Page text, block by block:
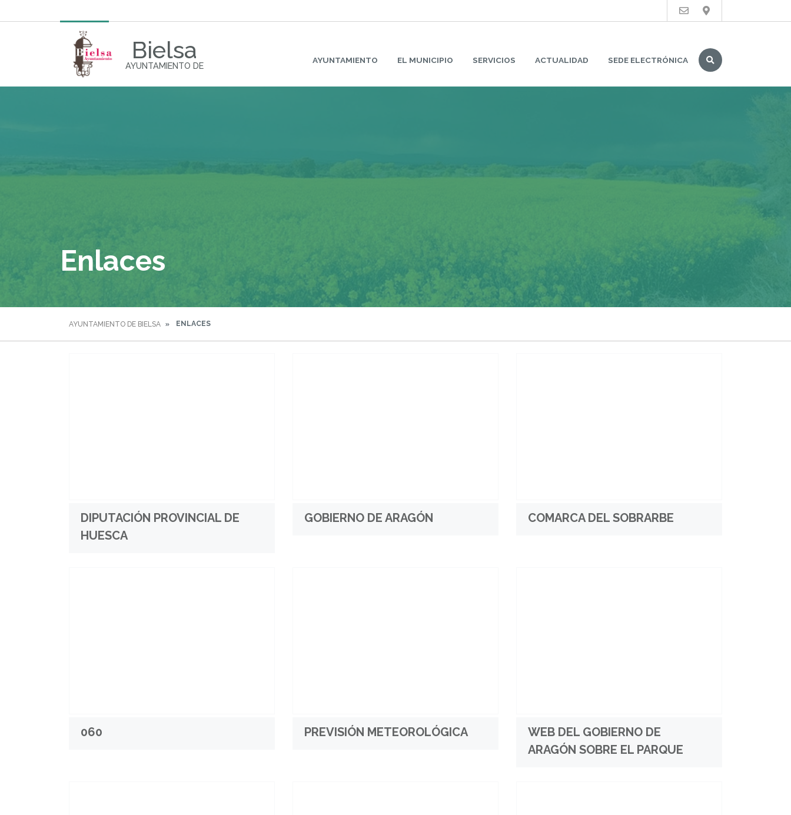
Bielsa
AYUNTAMIENTO DE
AYUNTAMIENTO EL MUNICIPIO SERVICIOS ACTUALIDAD SEDE ELECTRÓNICA
Buscar
Enlaces
AYUNTAMIENTO DE BIELSA ENLACES
DIPUTACIÓN PROVINCIAL DE
HUESCA
GOBIERNO DE ARAGÓN COMARCA DEL SOBRARBE
060 PREVISIÓN METEOROLÓGICA
WEB DEL GOBIERNO DE
ARAGÓN SOBRE EL PARQUE